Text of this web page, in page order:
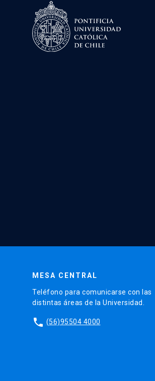
MESA CENTRAL
Teléfono para comunicarse con las
distintas áreas de la Universidad.
phone (56)95504 4000